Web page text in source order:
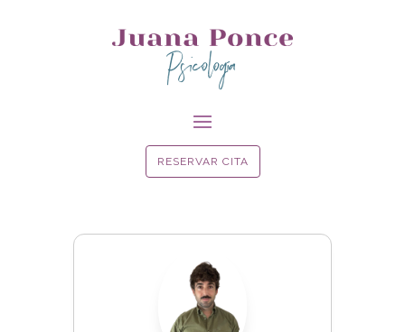
Psicología
RESERVAR CITA